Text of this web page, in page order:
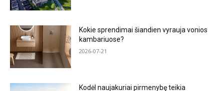
Kokie sprendimai šiandien vyrauja vonios
kambariuose?
2026-07-21
Kodėl naujakuriai pirmenybę teikia